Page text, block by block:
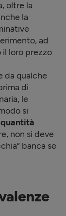
oltre la
la
ad
loro prezzo
da qualche
di
le
si
non si deve
banca se